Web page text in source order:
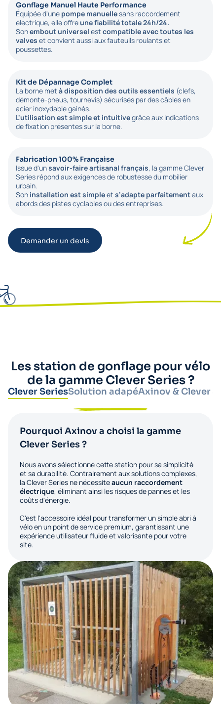
Gonflage Manuel Haute Performance
Équipée d'une pompe manuellesans raccordement
électrique, elle offreune fiabilité totale 24h/24.
Sonembout universel est compatible avec toutes les
valves et convient aussi aux fauteuils roulants et
poussettes.
Kit de Dépannage Complet
La borne met à disposition des outils essentiels (clefs,
démonte-pneus, tournevis) sécurisés par des câbles en
acier inoxydable gainés.
L'utilisation est simple et intuitivegrâce aux indications
de fixation présentes sur la borne.
Fabrication 100% Française
Issue d'unsavoir-faire artisanal français, la gamme Clever
Series répond aux exigences de robustesse du mobilier
urbain.
Son installation est simpleet s'adapte parfaitementaux
abords des pistes cyclables ou des entreprises.
Demander un devis
Les station de gonflage pour vélo
de la gamme Clever Series ?
Clever SeriesSolution adapéAxinov & Clever
Pourquoi Axinov a choisi la gamme
Clever Series ?
Nous avons sélectionné cette station pour sa simplicité
et sa durabilité. Contrairement aux solutions complexes,
la Clever Series ne nécessiteaucun raccordement
électrique, éliminant ainsi les risques de pannes et les
coûts d'énergie.
C'est l'accessoire idéal pour transformer un simple abri à
vélo en un point de service premium, garantissant une
expérience utilisateur fluide et valorisante pour votre
site.